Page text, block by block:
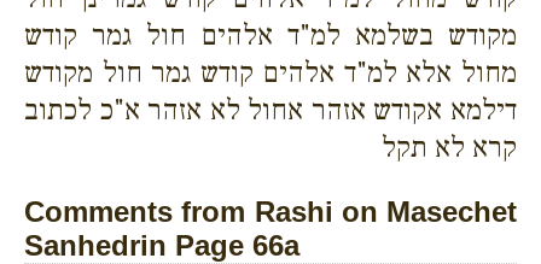
מקודש בשלמא למ"ד אלהים חול גמר קודש
מחול אלא למ"ד אלהים קודש גמר חול מקודש
דילמא אקודש אזהר אחול לא אזהר א"כ לכתוב
קרא לא תקל
Comments from Rashi on Masechet
Sanhedrin Page 66a